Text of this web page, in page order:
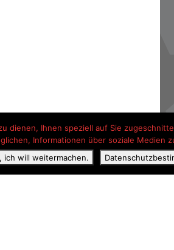
dienen, Ihnen speziell auf Sie
Informationen über soziale Medien
ich will weitermachen.